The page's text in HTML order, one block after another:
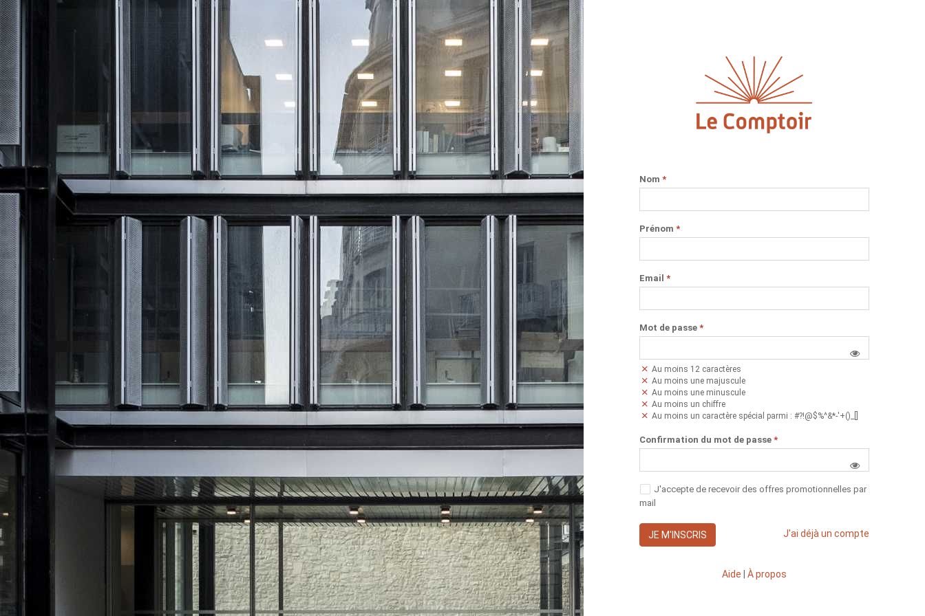
Nom *
Prénom *
Email *
Mot de passe *
Au moins 12 caractères
Au moins une majuscule
Au moins une minuscule
Au moins un chiffre
Au moins un caractère spécial parmi : #?!@$%^&*-'+()_[]
Confirmation du mot de passe *
J'accepte de recevoir des offres promotionnelles par
mail
JE M'INSCRIS J'ai déjà un compte
Aide À propos